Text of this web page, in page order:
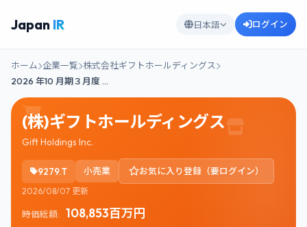
Japan IR 日本語 ログイン
ホーム 企業一覧 株式会社ギフトホールディングス
2026 年10 月期３月度 …
(株)ギフトホールディングス
Gift Holdings Inc.
9279.T 小売業 お気に入り登録（要ログイン）
2026/08/07 更新
時価総額: 108,853百万円